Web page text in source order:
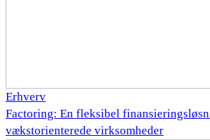
Erhverv
Factoring: En fleksibel
vækstorienterede virksomheder